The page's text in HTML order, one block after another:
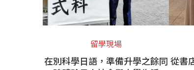
留學現場
在別科學日語，準備升學之餘同 從書